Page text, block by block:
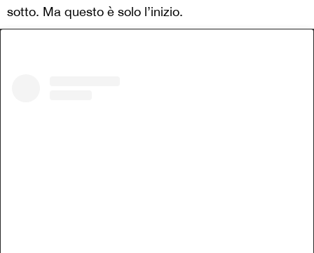
sotto. Ma questo è solo l’inizio.